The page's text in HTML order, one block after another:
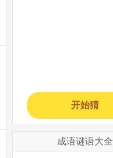
开始猜
成语谜语大全